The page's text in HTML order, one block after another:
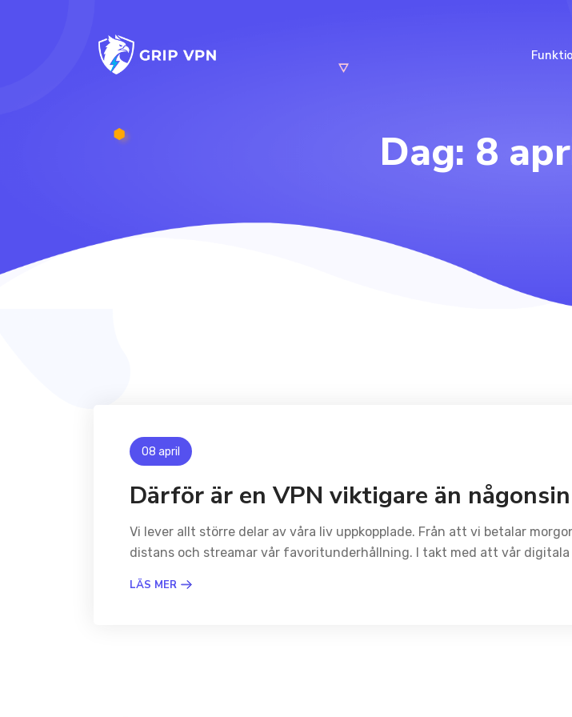
Dag: 8
08 april
Därför är en VPN viktigare än
Vi lever allt större delar av våra liv uppkopplade. Från att vi betalar
distans och streamar vår favoritunderhållning. I takt med att vår digitala
LÄS MER